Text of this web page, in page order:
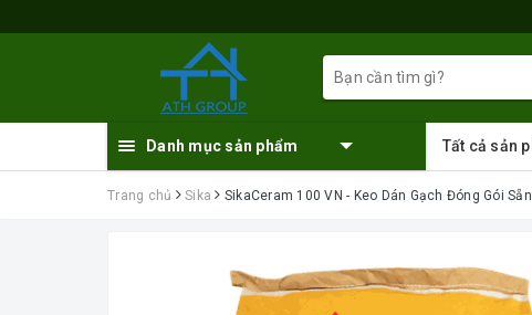
Danh mục sản phẩm Tất cả sản
Trang chủ Sika SikaCeram 100 VN - Keo Dán Gạch Đóng Gói